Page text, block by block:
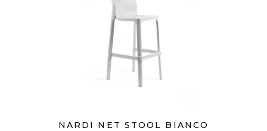
NARDI NET STOOL BIANCO